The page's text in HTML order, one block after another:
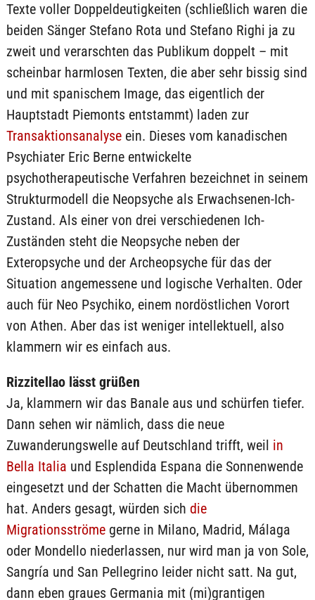
Texte voller Doppeldeutigkeiten (schließlich waren die
beiden Sänger Stefano Rota und Stefano Righi ja zu
zweit und verarschten das Publikum doppelt – mit
scheinbar harmlosen Texten, die aber sehr bissig sind
und mit spanischem Image, das eigentlich der
Hauptstadt Piemonts entstammt) laden zur
Transaktionsanalyseein. Dieses vom kanadischen
Psychiater Eric Berne entwickelte
psychotherapeutische Verfahren bezeichnet in seinem
Strukturmodell die Neopsyche als Erwachsenen-Ich-
Zustand. Als einer von drei verschiedenen Ich-
Zuständen steht die Neopsyche neben der
Exteropsyche und der Archeopsyche für das der
Situation angemessene und logische Verhalten. Oder
auch für Neo Psychiko, einem nordöstlichen Vorort
von Athen. Aber das ist weniger intellektuell, also
klammern wir es einfach aus.
Rizzitellao lässt grüßen
Ja, klammern wir das Banale aus und schürfen tiefer.
Dann sehen wir nämlich, dass die neue
Zuwanderungswelle auf Deutschland trifft, weil in
Bella Italia und Esplendida Espana die Sonnenwende
eingesetzt und der Schatten die Macht übernommen
hat. Anders gesagt, würden sich die
Migrationsströmegerne in Milano, Madrid, Málaga
oder Mondello niederlassen, nur wird man ja von Sole,
Sangría und San Pellegrino leider nicht satt. Na gut,
dann eben graues Germania mit (mi)grantigen